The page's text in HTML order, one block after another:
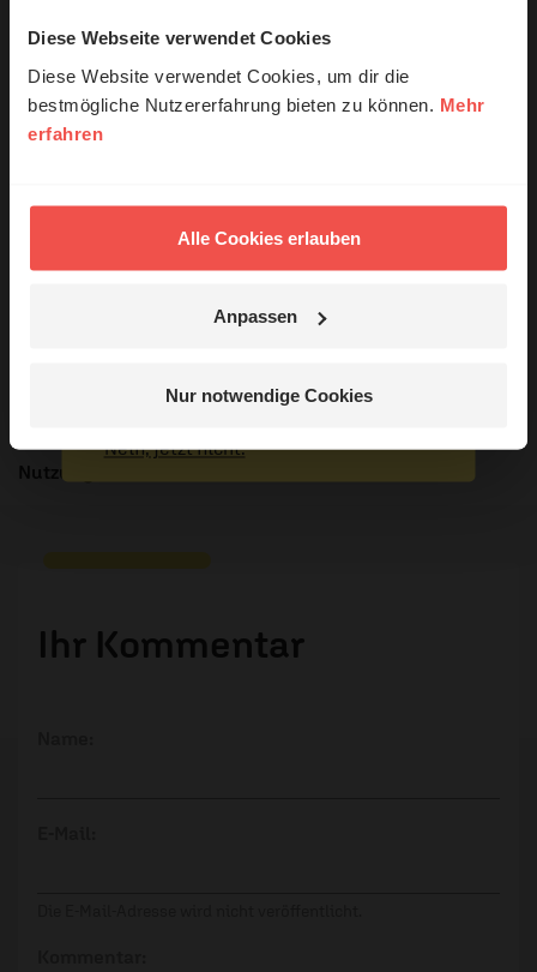
Diese Webseite verwendet Cookies
Diese Website verwendet Cookies, um dir die
bestmögliche Nutzererfahrung bieten zu können. Mehr
erfahren
Alle Cookies erlauben
Anpassen
Nur notwendige Cookies
Sie möchten noch tiefer in die Bibel eintauchen? Wir
Nutzungsrechte
Ihr Kommentar
entdecken
Nein, jetzt nicht.
© Ruth Schneider / ERF